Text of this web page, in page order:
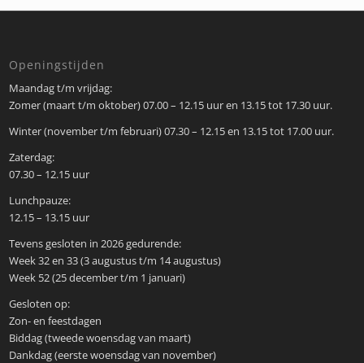
Openingstijden
Maandag t/m vrijdag:
Zomer (maart t/m oktober) 07.00 – 12.15 uur en 13.15 tot 17.30 uur.
Winter (november t/m februari) 07.30 – 12.15 en 13.15 tot 17.00 uur.
Zaterdag:
07.30 – 12.15 uur
Lunchpauze:
12.15 – 13.15 uur
Tevens gesloten in 2026 gedurende:
Week 32 en 33 (3 augustus t/m 14 augustus)
Week 52 (25 december t/m 1 januari)
Gesloten op:
Zon- en feestdagen
Biddag (tweede woensdag van maart)
Dankdag (eerste woensdag van november)